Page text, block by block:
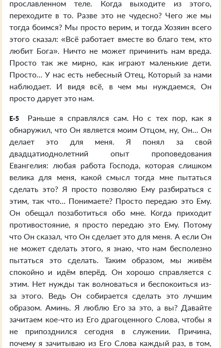
прославленном теле. Когда выходите из этого,
переходите в то. Разве это не чудесно? Чего же мы
тогда боимся? Мы просто верим, и тогда Хозяин всего
этого сказал: «Всё работает вместе во благо тем, кто
любит Бога». Ничто не может причинить нам вреда.
Просто так же мирно, как играют маленькие дети.
Просто... У нас есть небесный Отец, Который за нами
наблюдает. И видя всё, в чем мы нуждаемся, Он
просто дарует это нам.
E-5
Раньше я справлялся сам. Но с тех пор, как я
обнаружил, что Он является моим Отцом, ну, Он... Он
делает это для меня. Я понял за свой
двадцатиоднолетний опыт проповедования
Евангелия: любая работа Господа, которая слишком
велика для меня, какой смысл тогда мне пытаться
сделать это? Я просто позволяю Ему разбираться с
этим, так что... Понимаете? Просто передаю это Ему.
Он обещал позаботиться обо мне. Когда приходит
противостояние, я просто передаю это Ему. Потому
что Он сказал, что Он сделает это для меня. А если Он
не может сделать этого, я знаю, что нам бесполезно
пытаться это сделать. Таким образом, мы живём
спокойно и идём вперёд. Он хорошо справляется с
этим. Нет нужды так волноваться и беспокоиться из-
за этого. Ведь Он собирается сделать это лучшим
образом. Аминь. Я люблю Его за это, а вы? Давайте
зачитаем кое-что из Его драгоценного Слова, чтобы я
не припозднился сегодня в служении. Причина,
почему я зачитываю из Его Слова каждый раз, в том,